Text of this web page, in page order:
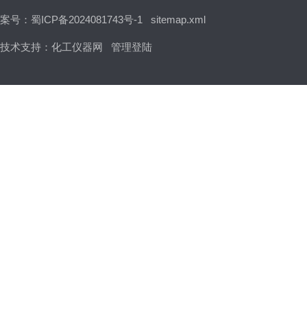
案号：蜀ICP备2024081743号-1 sitemap.xml
技术支持： 化工仪器网 管理登陆